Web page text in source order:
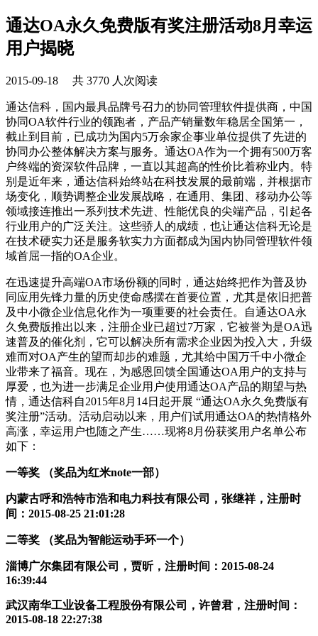
通达OA永久免费版有奖注册活动8月幸运
用户揭晓
2015-09-18 共 3770 人次阅读
通达信科，国内最具品牌号召力的协同管理软件提供商，中国
协同OA软件行业的领跑者，产品产销量数年稳居全国第一，
截止到目前，已成功为国内5万余家企事业单位提供了先进的
协同办公整体解决方案与服务。通达OA作为一个拥有500万客
户终端的资深软件品牌，一直以其超高的性价比着称业内。特
别是近年来，通达信科始终站在科技发展的最前端，并根据市
场变化，顺势调整企业发展战略，在通用、集团、移动办公等
领域接连推出一系列技术先进、性能优良的尖端产品，引起各
行业用户的广泛关注。这些骄人的成绩，也让通达信科无论是
在技术硬实力还是服务软实力方面都成为国内协同管理软件领
域首屈一指的OA企业。
在迅速提升高端OA市场份额的同时，通达始终把作为普及协
同应用先锋力量的历史使命感摆在首要位置，尤其是依旧把普
及中小微企业信息化作为一项重要的社会责任。自通达OA永
久免费版推出以来，注册企业已超过7万家，它被誉为是OA迅
速普及的催化剂，它可以解决所有需求企业因为投入大，升级
难而对OA产生的望而却步的难题，尤其给中国万千中小微企
业带来了福音。现在，为感恩回馈全国通达OA用户的支持与
厚爱，也为进一步满足企业用户使用通达OA产品的期望与热
情，通达信科自2015年8月14日起开展 “通达OA永久免费版有
奖注册”活动。活动启动以来，用户们试用通达OA的热情格外
高涨，幸运用户也随之产生……现将8月份获奖用户名单公布
如下：
一等奖 （奖品为红米note一部）
内蒙古呼和浩特市浩和电力科技有限公司，张继祥，注册时
间：2015-08-25 21:01:28
二等奖 （奖品为智能运动手环一个）
淄博广尔集团有限公司，贾昕，注册时间：2015-08-24
16:39:44
武汉南华工业设备工程股份有限公司，许曾君，注册时间：
2015-08-18 22:27:38